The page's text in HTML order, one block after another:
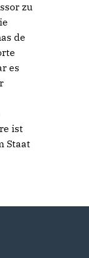
zu
de
es
ist
Staat